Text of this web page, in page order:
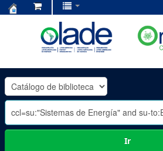
OLADE
-
Ir